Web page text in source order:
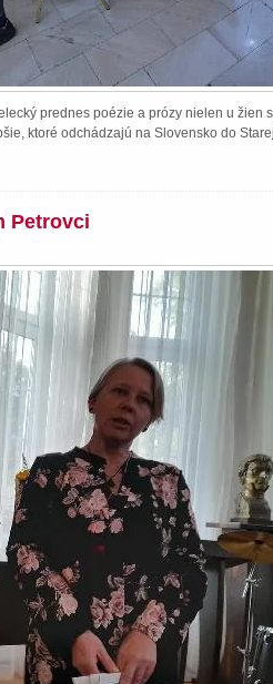
prednes poézie a prózy nielen u
ktoré odchádzajú na Slovensko do
Petrovci